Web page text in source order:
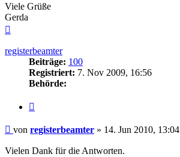
Viele Grüße
Gerda
registerbeamter
Beiträge: 100
Registriert: 7. Nov 2009, 16:56
Behörde:
Beitrag
von registerbeamter » 14. Jun 2010, 13:04
Vielen Dank für die Antworten.